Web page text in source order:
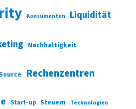
Konsumenten Liquidität
Nachhaltigkeit
Rechenzentren
Start-up Steuern Technologien